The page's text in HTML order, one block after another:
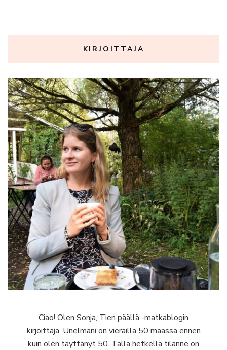
KIRJOITTAJA
Ciao! Olen Sonja, Tien päällä -matkablogin
kirjoittaja. Unelmani on vierailla 50 maassa ennen
kuin olen täyttänyt 50. Tällä hetkellä tilanne on